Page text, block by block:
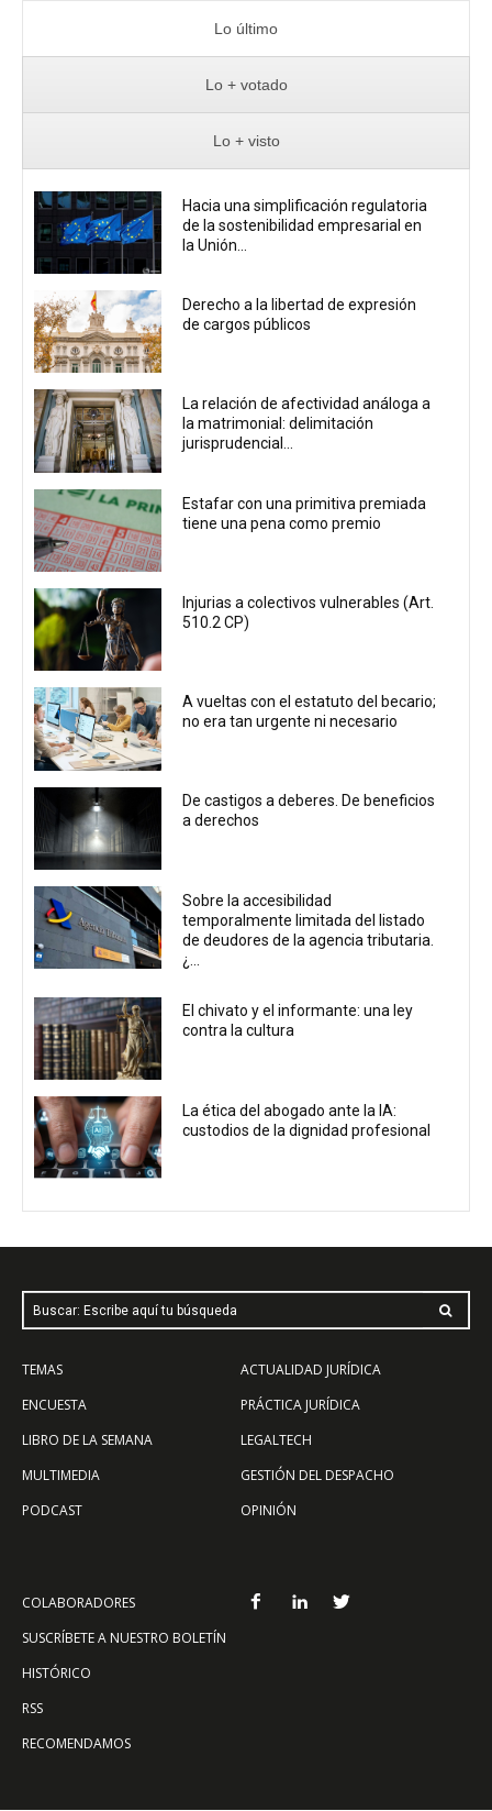
Lo último
Lo + votado
Lo + visto
Hacia una simplificación regulatoria
de la sostenibilidad empresarial en
la Unión...
Derecho a la libertad de expresión
de cargos públicos
La relación de afectividad análoga a
la matrimonial: delimitación
jurisprudencial...
Estafar con una primitiva premiada
tiene una pena como premio
Injurias a colectivos vulnerables (Art.
510.2 CP)
A vueltas con el estatuto del becario;
no era tan urgente ni necesario
De castigos a deberes. De beneficios
a derechos
Sobre la accesibilidad
temporalmente limitada del listado
de deudores de la agencia tributaria.
¿...
El chivato y el informante: una ley
contra la cultura
La ética del abogado ante la IA:
custodios de la dignidad profesional
Buscar: Escribe aquí tu búsqueda
TEMAS
ENCUESTA
LIBRO DE LA SEMANA
MULTIMEDIA
PODCAST
ACTUALIDAD JURÍDICA
PRÁCTICA JURÍDICA
LEGALTECH
GESTIÓN DEL DESPACHO
OPINIÓN
COLABORADORES
SUSCRÍBETE A NUESTRO BOLETÍN
HISTÓRICO
RSS
RECOMENDAMOS